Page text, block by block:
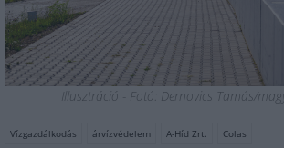
Illusztráció - Fotó: Dernovics Tamás/
Vízgazdálkodás árvízvédelem A-Híd Zrt. Colas